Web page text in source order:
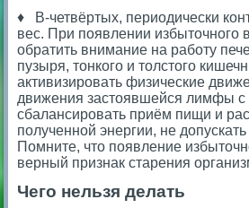
♦ В-четвёртых, периодически
вес. При появлении избыточного
обратить внимание на работу
пузыря, тонкого и толстого
активизировать физические
движения застоявшейся лимфы с
сбалансировать приём пищи и
полученной энергии, не
Помните, что появление
верный признак старения
Чего нельзя делать